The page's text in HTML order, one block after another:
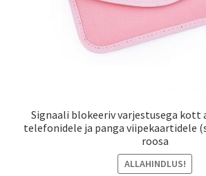
Signaali blokeeriv varjestusega
telefonidele ja panga viipekaartidele
roosa
ALLAHINDLUS!